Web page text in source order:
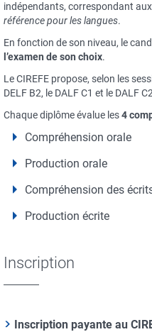
indépendants, correspondant
référence pour les langues.
En fonction de son niveau, le
l’examen de son choix.
Le CIREFE propose, selon les
DELF B2, le DALF C1 et le DALF
Chaque diplôme évalue les4
Compréhension orale
Production orale
Compréhension des
Production écrite
Inscription
Fonction
Inscription payante au